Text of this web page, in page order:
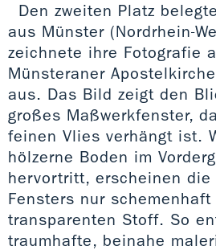
Den zweiten Platz
aus Münster (Nordrhein-
zeichnete ihre Fotografie
Münsteraner
aus. Das Bild zeigt den
großes Maßwerkfenster,
feinen Vlies verhängt ist.
hölzerne Boden im
hervortritt, erscheinen die
Fensters nur schemenhaft
transparenten Stoff. So
traumhafte, beinahe